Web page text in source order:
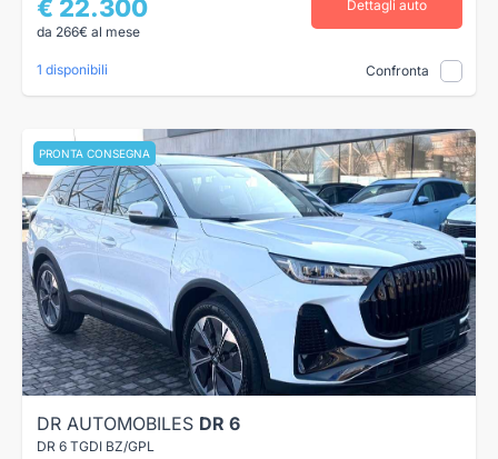
€ 22.300
da 266€ al mese
Dettagli auto
1 disponibili Confronta
PRONTA CONSEGNA
DR AUTOMOBILES DR 6
DR 6 TGDI BZ/GPL